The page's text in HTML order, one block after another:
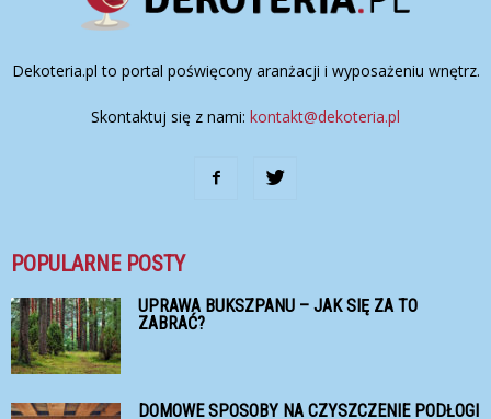
Dekoteria.pl to portal poświęcony aranżacji i wyposażeniu wnętrz.
Skontaktuj się z nami: kontakt@dekoteria.pl
POPULARNE POSTY
UPRAWA BUKSZPANU – JAK SIĘ ZA TO
ZABRAĆ?
DOMOWE SPOSOBY NA CZYSZCZENIE PODŁOGI